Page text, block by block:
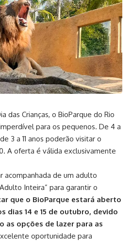
das Crianças, o BioParque do Rio
para os pequenos. De 4 a
3 a 11 anos poderão visitar o
A oferta é válida exclusivamente
acompanhada de um adulto
Inteira” para garantir o
que o BioParque estará aberto
dias 14 e 15 de outubro, devido
as opções de lazer para as
oportunidade para